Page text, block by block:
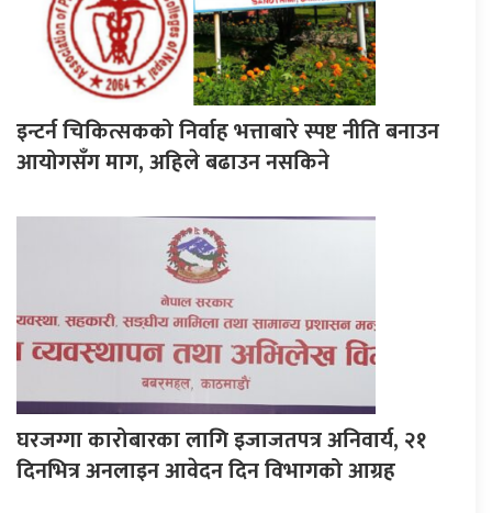
इन्टर्न चिकित्सकको निर्वाह भत्ताबारे स्पष्ट नीति बनाउन
आयोगसँग माग, अहिले बढाउन नसकिने
घरजग्गा कारोबारका लागि इजाजतपत्र अनिवार्य, २१
दिनभित्र अनलाइन आवेदन दिन विभागको आग्रह